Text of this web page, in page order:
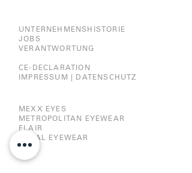
UNTERNEHMENSHISTORIE
JOBS
VERANTWORTUNG
CE-DECLARATION
IMPRESSUM | DATENSCHUTZ
MEXX EYES
METROPOLITAN EYEWEAR
FLAIR
CAZAL EYEWEAR